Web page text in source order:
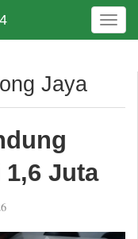
T
o
e
t
Jaya
1,6 Juta